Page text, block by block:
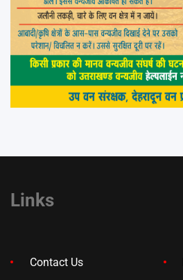
Links
Contact Us